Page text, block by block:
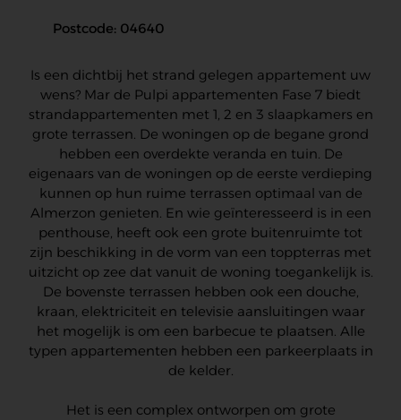
Postcode: 04640
Is een dichtbij het strand gelegen appartement uw
wens? Mar de Pulpi appartementen Fase 7 biedt
strandappartementen met 1, 2 en 3 slaapkamers en
grote terrassen. De woningen op de begane grond
hebben een overdekte veranda en tuin. De
eigenaars van de woningen op de eerste verdieping
kunnen op hun ruime terrassen optimaal van de
Almerzon genieten. En wie geïnteresseerd is in een
penthouse, heeft ook een grote buitenruimte tot
zijn beschikking in de vorm van een toppterras met
uitzicht op zee dat vanuit de woning toegankelijk is.
De bovenste terrassen hebben ook een douche,
kraan, elektriciteit en televisie aansluitingen waar
het mogelijk is om een barbecue te plaatsen. Alle
typen appartementen hebben een parkeerplaats in
de kelder.
Het is een complex ontworpen om grote